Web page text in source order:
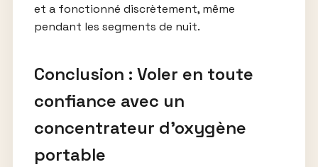
et a fonctionné discrètement, même
pendant les segments de nuit.
Conclusion : Voler en toute
confiance avec un
concentrateur d’oxygène
portable